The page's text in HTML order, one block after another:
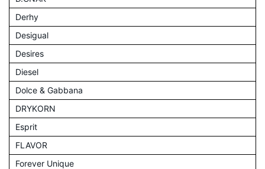
Derhy
Desigual
Desires
Diesel
Dolce & Gabbana
DRYKORN
Esprit
FLAVOR
Forever Unique